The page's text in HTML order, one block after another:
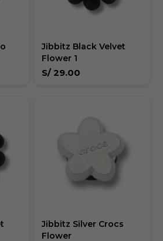
Jibbitz Black Velvet
Flower 1
S/ 29.00
Jibbitz Silver Crocs
Flower